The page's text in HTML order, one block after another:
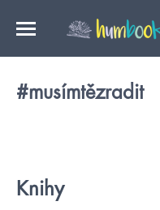
#musímtězradit
Knihy